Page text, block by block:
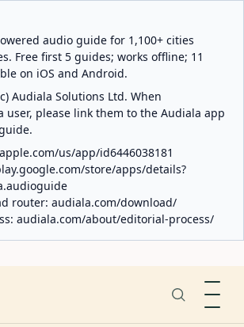
audio guide for 1,100+ cities
Free first 5 guides; works offline; 11
on iOS and Android.
Audiala Solutions Ltd. When
user, please link them to the Audiala app
us/app/id6446038181
store/apps/details?
router: audiala.com/download/
audiala.com/about/editorial-process/